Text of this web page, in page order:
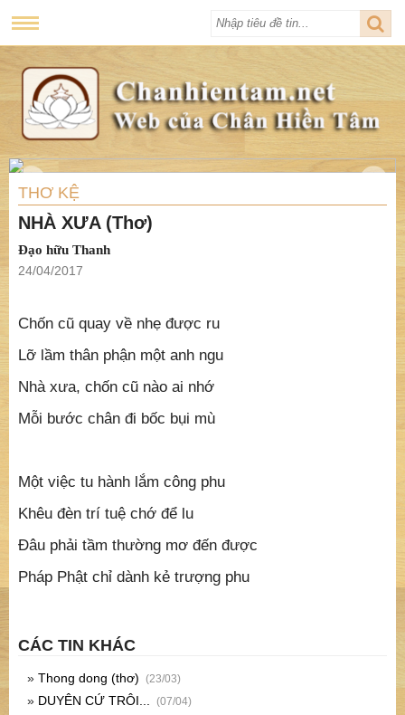
THƠ KỆ
NHÀ XƯA (Thơ)
Đạo hữu Thanh
24/04/2017
Chốn cũ quay về nhẹ được ru
Lỡ lầm thân phận một anh ngu
Nhà xưa, chốn cũ nào ai nhớ
Mỗi bước chân đi bốc bụi mù
Một việc tu hành lắm công phu
Khêu đèn trí tuệ chớ để lu
Đâu phải tầm thường mơ đến được
Pháp Phật chỉ dành kẻ trượng phu
CÁC TIN KHÁC
» Thong dong (thơ) (23/03)
» DUYÊN CỨ TRÔI... (07/04)